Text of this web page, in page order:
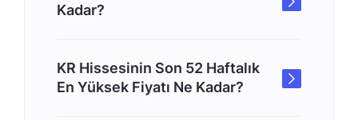
Kadar?
KR Hissesinin Son 52 Haftalık
En Yüksek Fiyatı Ne Kadar?